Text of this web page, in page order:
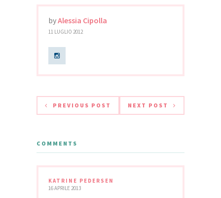
byAlessia Cipolla
11 LUGLIO 2012
PREVIOUS POST NEXT POST
COMMENTS
KATRINE PEDERSEN
16 APRILE 2013